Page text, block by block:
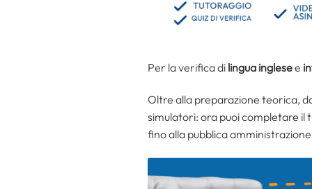
Per la verifica di lingua inglesee
Oltre alla preparazione teorica,
simulatori: ora puoi completare il
fino alla pubblica